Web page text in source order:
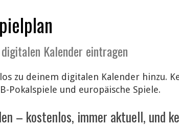
Kalender eintragen
zu deinem digitalen Kalender hinzu.
Pokalspiele und europäische Spiele.
– kostenlos, immer aktuell, und